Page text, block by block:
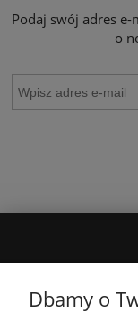
Podaj swój adres
o
Dbamy o